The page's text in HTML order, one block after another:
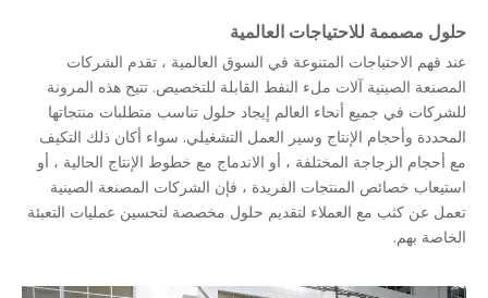
حلول مصممة للاحتياجات العالمية
عند فهم الاحتياجات المتنوعة في السوق العالمية ، تقدم الشركات
المصنعة الصينية آلات ملء النفط القابلة للتخصيص. تتيح هذه المرونة
للشركات في جميع أنحاء العالم إيجاد حلول تناسب متطلبات منتجاتها
المحددة وأحجام الإنتاج وسير العمل التشغيلي. سواء أكان ذلك التكيف
مع أحجام الزجاجة المختلفة ، أو الاندماج مع خطوط الإنتاج الحالية ، أو
استيعاب خصائص المنتجات الفريدة ، فإن الشركات المصنعة الصينية
تعمل عن كثب مع العملاء لتقديم حلول مخصصة لتحسين عمليات التعبئة
الخاصة بهم.